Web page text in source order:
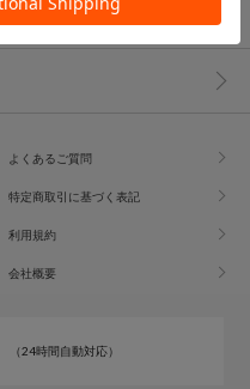
よくあるご質問
特定商取引に基づく表記
利用規約
会社概要
（24時間自動対応）